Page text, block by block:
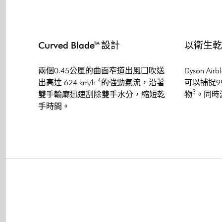
Curved Blade™ 設計
兩個0.45公厘的曲面窄道出風囗吹送
出高達 624 km/h 4的強勁氣流，沿著
雙手輪廓迅速刮除雙手水分，縮短乾
手時間。
以衛生
Dyson
可以捕捉
物3 。同